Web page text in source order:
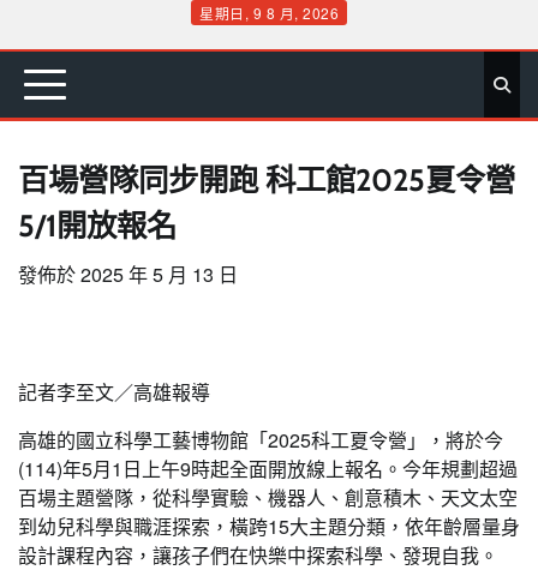
content
星期日, 9 8 月, 2026
首 要 娛 生 社 文 公 運 旅 政 地 專
百場營隊同步開跑 科工館2025夏令營
5/1開放報名
發佈於2025 年 5 月 13 日
記者李至文／高雄報導
高雄的國立科學工藝博物館「2025科工夏令營」，將於今
(114)年5月1日上午9時起全面開放線上報名。今年規劃超過
百場主題營隊，從科學實驗、機器人、創意積木、天文太空
到幼兒科學與職涯探索，橫跨15大主題分類，依年齡層量身
設計課程內容，讓孩子們在快樂中探索科學、發現自我。